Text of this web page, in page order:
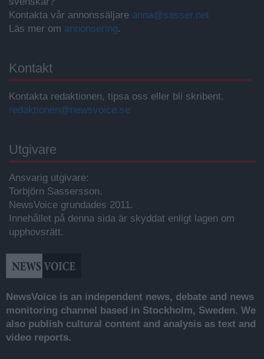
Kontakta vår annonssäljare anna@sasser.net
Läs mer om annonsering.
Kontakt
Kontakta redaktionen, tipsa oss eller bli skribent.
redaktionen@newsvoice.se
Utgivare
Ansvarig utgivare:
Torbjörn Sassersson.
NewsVoice grundades 2011.
Innehållet på denna sida är skyddat enligt lagen om
upphovsrätt.
NewsVoice is an independent news, debate and news
monitoring channel based in Stockholm, Sweden. We
also publish cultural content and analysis as text and
video reports.